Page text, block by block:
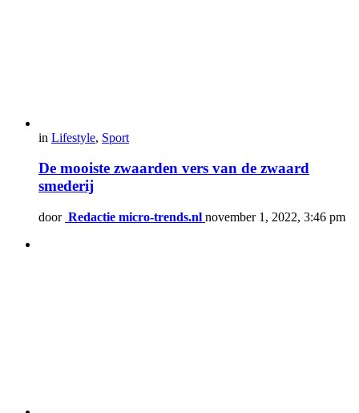
in Lifestyle, Sport
De mooiste zwaarden vers van de zwaard
smederij
door Redactie micro-trends.nl november 1, 2022, 3:46 pm